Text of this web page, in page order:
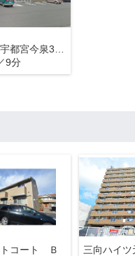
9分
コート Ｂ
三向ハイツ